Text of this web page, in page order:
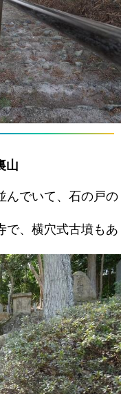
山
んでいて、石の戸の
で、横穴式古墳もあ